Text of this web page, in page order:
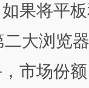
果将平
大浏览
市场份